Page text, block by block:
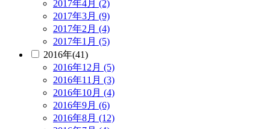
2017年4月 (2)
2017年3月 (9)
2017年2月 (4)
2017年1月 (5)
2016年(41)
2016年12月 (5)
2016年11月 (3)
2016年10月 (4)
2016年9月 (6)
2016年8月 (12)